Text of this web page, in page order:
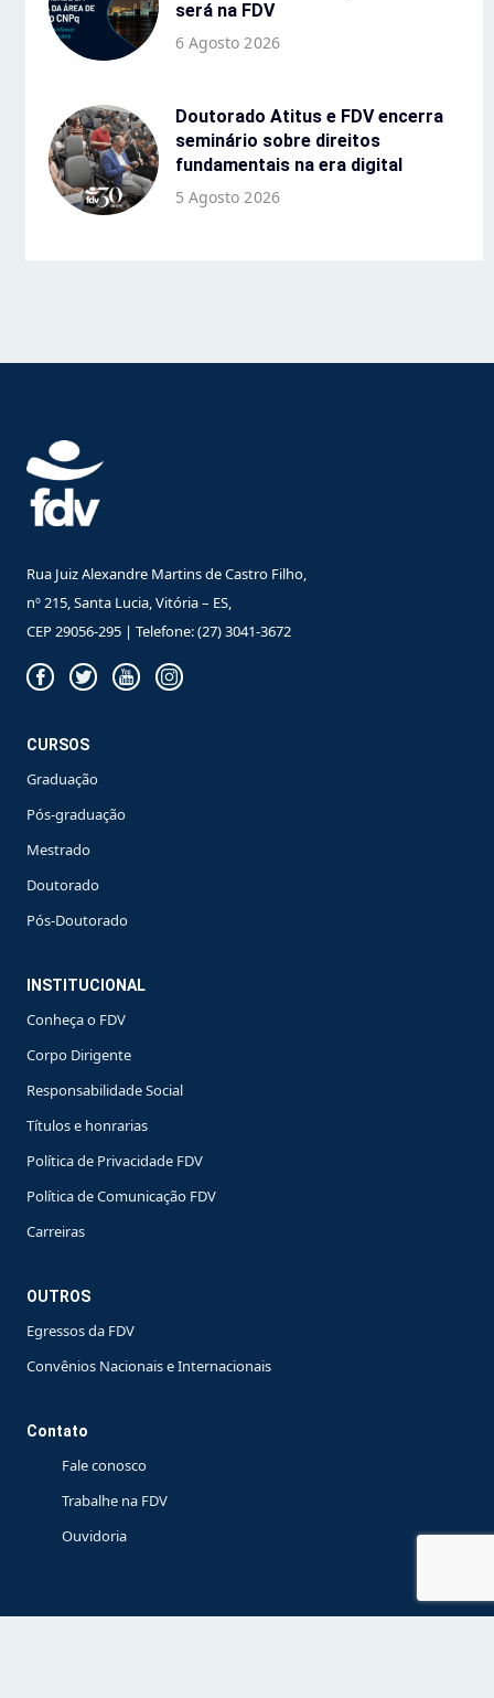
será na FDV
6 Agosto 2026
Doutorado Atitus e FDV encerra
seminário sobre direitos
fundamentais na era digital
5 Agosto 2026
Rua Juiz Alexandre Martins de Castro Filho,
nº 215, Santa Lucia, Vitória – ES,
CEP 29056-295 | Telefone: (27) 3041-3672
CURSOS
Graduação
Pós-graduação
Mestrado
Doutorado
Pós-Doutorado
INSTITUCIONAL
Conheça o FDV
Corpo Dirigente
Responsabilidade Social
Títulos e honrarias
Política de Privacidade FDV
Política de Comunicação FDV
Carreiras
OUTROS
Egressos da FDV
Convênios Nacionais e Internacionais
Contato
Fale conosco
Trabalhe na FDV
Ouvidoria